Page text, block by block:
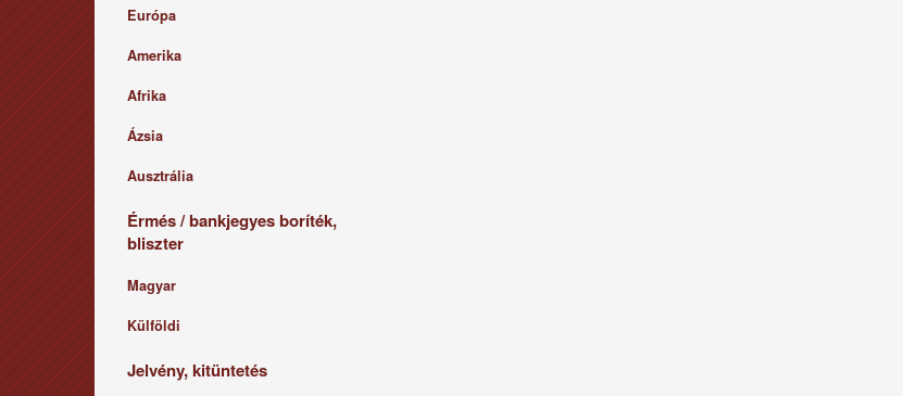
Európa
Amerika
Afrika
Ázsia
Ausztrália
Érmés / bankjegyes boríték,
bliszter
Magyar
Külföldi
Jelvény, kitüntetés